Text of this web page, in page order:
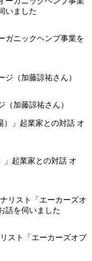
ガニックヘンプ事業を
（加藤諒祐さん）
」起業家との対話 オ
スト「エーカーズオブ